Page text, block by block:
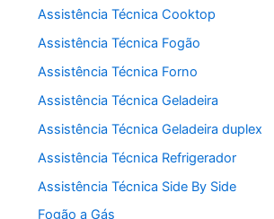
Assistência Técnica Cooktop
Assistência Técnica Fogão
Assistência Técnica Forno
Assistência Técnica Geladeira
Assistência Técnica Geladeira duplex
Assistência Técnica Refrigerador
Assistência Técnica Side By Side
Fogão a Gás